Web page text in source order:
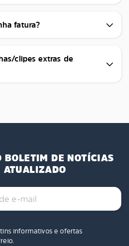
fatura?
clipes extras de
BOLETIM DE NOTÍCIAS
ATUALIZADO
informativos e ofertas